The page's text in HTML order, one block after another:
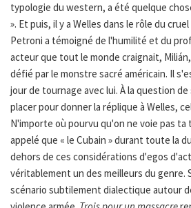
typologie du western, a été quelque
». Et puis, il y a Welles dans le rôle du
Petroni a témoigné de l'humilité et du
acteur que tout le monde craignait,
défié par le monstre sacré américain. Il
jour de tournage avec lui. À la question
placer pour donner la réplique à Welles,
N'importe où pourvu qu'on ne voie pas ta
appelé que « le Cubain » durant toute la
dehors de ces considérations d'egos
véritablement un des meilleurs du genre.
scénario subtilement dialectique autour